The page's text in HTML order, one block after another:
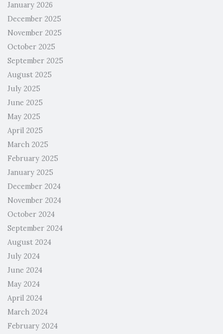
January 2026
December 2025
November 2025
October 2025
September 2025
August 2025
July 2025
June 2025
May 2025
April 2025
March 2025
February 2025
January 2025
December 2024
November 2024
October 2024
September 2024
August 2024
July 2024
June 2024
May 2024
April 2024
March 2024
February 2024